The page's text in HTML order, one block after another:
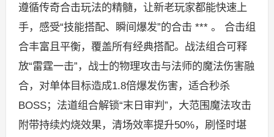
遵循传奇合击玩法的精髓，让新老玩家都能快速上
手，感受“技能搭配、瞬间爆发”的合击 *** 。 合击组
合丰富且平衡，覆盖所有经典搭配。战法组合可释
放“雷霆一击”，战士的物理攻击与法师的魔法伤害融
合，对单体目标造成1.8倍爆发伤害，适合秒杀
BOSS；法道组合解锁“末日审判”，大范围魔法攻击
附带持续灼烧效果，清场效率提升50%，刷怪时堪